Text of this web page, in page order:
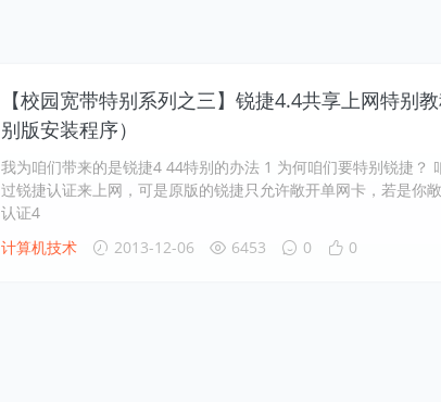
【校园宽带特别系列之三】锐捷4.4共享上网特别
别版安装程序）
我为咱们带来的是锐捷4 44特别的办法 1 为何咱们要特别锐捷？
过锐捷认证来上网，可是原版的锐捷只允许敞开单网卡，若是你
认证4
计算机技术
2013-12-06 6453 0 0